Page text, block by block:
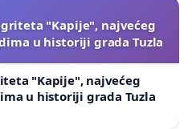
"Kapije", najvećeg
u historiji grada Tuzla
"Kapije", najvećeg
u historiji grada Tuzla